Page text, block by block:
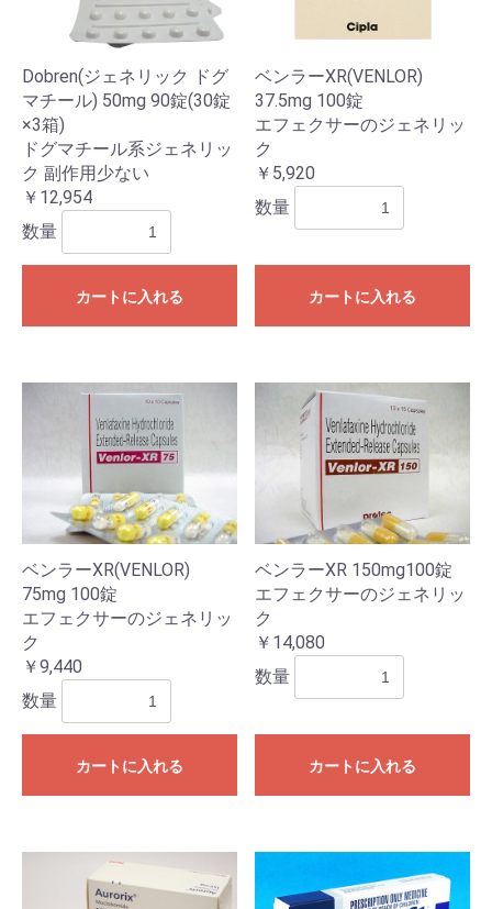
Dobren(ジェネリック ドグ
マチール) 50mg 90錠(30錠
×3箱)
ドグマチール系ジェネリッ
ク 副作用少ない
￥12,954
数量
カートに入れる
ベンラーXR(VENLOR)
37.5mg 100錠
エフェクサーのジェネリッ
ク
￥5,920
数量
カートに入れる
ベンラーXR(VENLOR)
75mg 100錠
エフェクサーのジェネリッ
ク
￥9,440
数量
カートに入れる
ベンラーXR 150mg100錠
エフェクサーのジェネリッ
ク
￥14,080
数量
カートに入れる